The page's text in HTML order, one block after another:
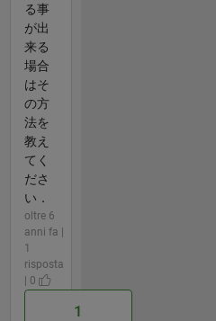
る事
が出
来る
場合
はそ
の方
法を
教え
てく
ださ
い．
oltre 6
anni fa |
1
risposta
| 0
1